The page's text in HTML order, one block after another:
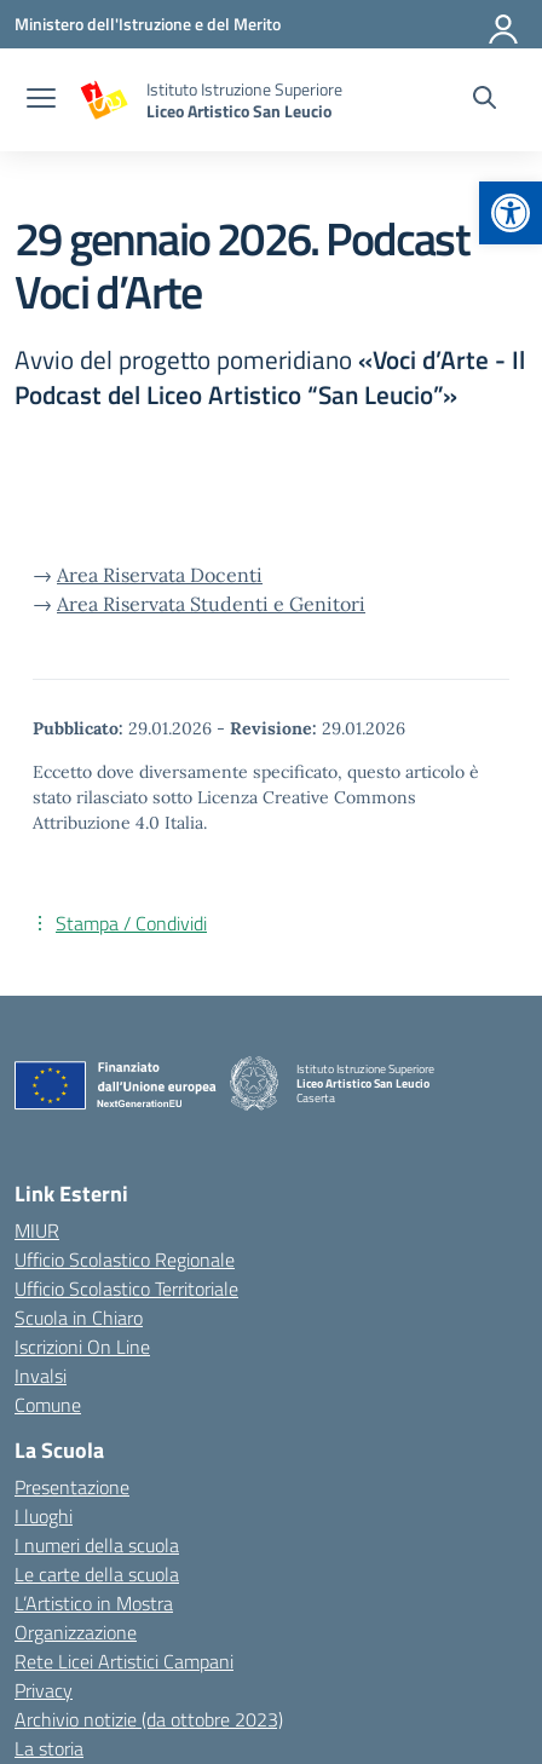
Vai ai contenuti
Vai al menu di navigazione
Vai al footer
Ministero dell'Istruzione e del Merito
Istituto Istruzione Superiore
Liceo Artistico San Leucio
29 gennaio 2026. Podcast
Voci d’Arte
Avvio del progetto pomeridiano«Voci d’Arte - Il
Podcast del Liceo Artistico “San Leucio”»
→ Area Riservata Docenti
→ Area Riservata Studenti e Genitori
Pubblicato: 29.01.2026 - Revisione: 29.01.2026
Eccetto dove diversamente specificato, questo articolo è
stato rilasciato sotto Licenza Creative Commons
Attribuzione 4.0 Italia.
Stampa / Condividi
Istituto Istruzione Superiore
Liceo Artistico San Leucio
Caserta
Link Esterni
MIUR
Ufficio Scolastico Regionale
Ufficio Scolastico Territoriale
Scuola in Chiaro
Iscrizioni On Line
Invalsi
Comune
La Scuola
Presentazione
I luoghi
I numeri della scuola
Le carte della scuola
L’Artistico in Mostra
Organizzazione
Rete Licei Artistici Campani
Privacy
Archivio notizie (da ottobre 2023)
La storia